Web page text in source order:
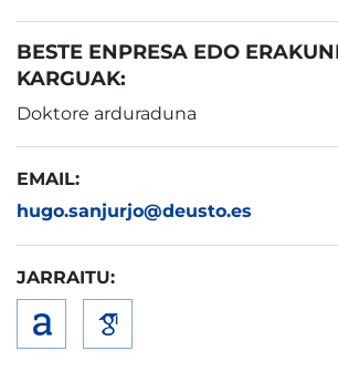
BESTE ENPRESA EDO
KARGUAK:
Doktore arduraduna
EMAIL:
hugo.sanjurjo@deusto.es
JARRAITU: